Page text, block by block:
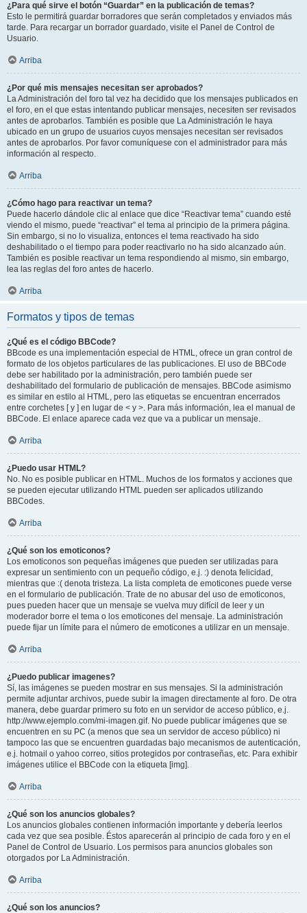
¿Para qué sirve el botón “Guardar” en la publicación de temas?
Esto le permitirá guardar borradores que serán completados y enviados más
tarde. Para recargar un borrador guardado, visite el Panel de Control de
Usuario.
Arriba
¿Por qué mis mensajes necesitan ser aprobados?
La Administración del foro tal vez ha decidido que los mensajes publicados en
el foro, en el que estas intentando publicar mensajes, necesiten ser revisados
antes de aprobarlos. También es posible que La Administración le haya
ubicado en un grupo de usuarios cuyos mensajes necesitan ser revisados
antes de aprobarlos. Por favor comuníquese con el administrador para más
información al respecto.
Arriba
¿Cómo hago para reactivar un tema?
Puede hacerlo dándole clic al enlace que dice “Reactivar tema” cuando esté
viendo el mismo, puede “reactivar” el tema al principio de la primera página.
Sin embargo, si no lo visualiza, entonces el tema reactivado ha sido
deshabilitado o el tiempo para poder reactivarlo no ha sido alcanzado aún.
También es posible reactivar un tema respondiendo al mismo, sin embargo,
lea las reglas del foro antes de hacerlo.
Arriba
Formatos y tipos de temas
¿Qué es el código BBCode?
BBcode es una implementación especial de HTML, ofrece un gran control de
formato de los objetos particulares de las publicaciones. El uso de BBCode
debe ser habilitado por la administración, pero también puede ser
deshabilitado del formulario de publicación de mensajes. BBCode asimismo
es similar en estilo al HTML, pero las etiquetas se encuentran encerrados
entre corchetes [ y ] en lugar de < y >. Para más información, lea el manual de
BBCode. El enlace aparece cada vez que va a publicar un mensaje.
Arriba
¿Puedo usar HTML?
No. No es posible publicar en HTML. Muchos de los formatos y acciones que
se pueden ejecutar utilizando HTML pueden ser aplicados utilizando
BBCodes.
Arriba
¿Qué son los emoticonos?
Los emoticonos son pequeñas imágenes que pueden ser utilizadas para
expresar un sentimiento con un pequeño código, e.j. :) denota felicidad,
mientras que :( denota tristeza. La lista completa de emoticones puede verse
en el formulario de publicación. Trate de no abusar del uso de emoticonos,
pues pueden hacer que un mensaje se vuelva muy difícil de leer y un
moderador borre el tema o los emoticones del mensaje. La administración
puede fijar un límite para el número de emoticones a utilizar en un mensaje.
Arriba
¿Puedo publicar imagenes?
Sí, las imágenes se pueden mostrar en sus mensajes. Si la administración
permite adjuntar archivos, puede subir la imagen directamente al foro. De otra
manera, debe guardar primero su foto en un servidor de acceso público, e.j.
http://www.ejemplo.com/mi-imagen.gif. No puede publicar imágenes que se
encuentren en su PC (a menos que sea un servidor de acceso público) ni
tampoco las que se encuentren guardadas bajo mecanismos de autenticación,
e.j. hotmail o yahoo correo, sitios protegidos por contraseñas, etc. Para exhibir
imágenes utilice el BBCode con la etiqueta [img].
Arriba
¿Qué son los anuncios globales?
Los anuncios globales contienen información importante y debería leerlos
cada vez que sea posible. Éstos aparecerán al principio de cada foro y en el
Panel de Control de Usuario. Los permisos para anuncios globales son
otorgados por La Administración.
Arriba
¿Qué son los anuncios?